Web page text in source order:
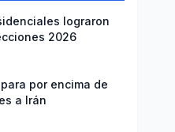
lograron
2026
por encima de
a Irán